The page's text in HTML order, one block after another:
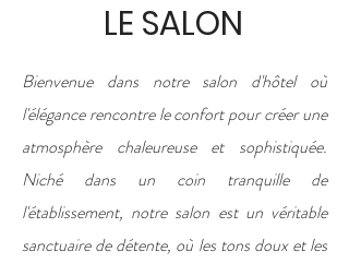
LE SALON
Bienvenue dans notre salon d'hôtel où
l'élégance rencontre le confort pour créer une
atmosphère chaleureuse et sophistiquée.
Niché dans un coin tranquille de
l'établissement, notre salon est un véritable
sanctuaire de détente, où les tons doux et les